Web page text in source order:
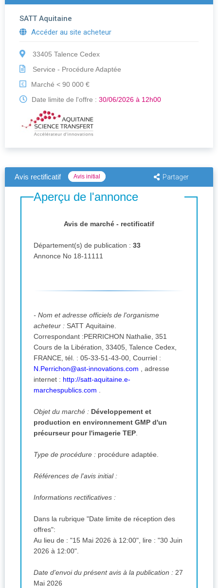
SATT Aquitaine
Accéder au site acheteur
33405 Talence Cedex
Service - Procédure Adaptée
€
Marché < 90 000 €
Date limite de l'offre : 30/06/2026 à 12h00
Avis rectificatif Avis initial Partager
Aperçu de l'annonce
Avis de marché - rectificatif
Département(s) de publication : 33
Annonce No 18-11111
- Nom et adresse officiels de l'organisme
acheteur : SATT Aquitaine.
Correspondant :PERRICHON Nathalie, 351
Cours de la Libération, 33405, Talence Cedex,
FRANCE, tél. : 05-33-51-43-00, Courriel :
N.Perrichon@ast-innovations.com , adresse
internet : http://satt-aquitaine.e-
marchespublics.com .
Objet du marché : Développement et
production en environnement GMP d'un
précurseur pour l'imagerie TEP.
Type de procédure : procédure adaptée.
Références de l'avis initial :
Informations rectificatives :
Dans la rubrique "Date limite de réception des
offres":
Au lieu de : "15 Mai 2026 à 12:00", lire : "30 Juin
2026 à 12:00".
Date d'envoi du présent avis à la publication : 27
Mai 2026